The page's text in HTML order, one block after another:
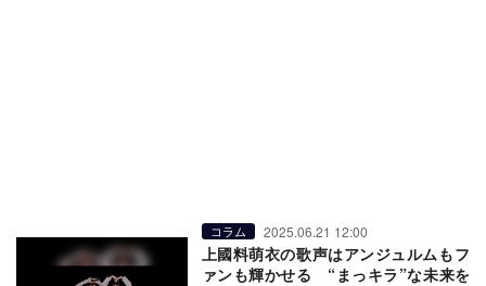
コラム 2025.06.21 12:00
上國料萌衣の歌声はアンジュルムもフ
ァンも輝かせる “まっキラ”な未来を